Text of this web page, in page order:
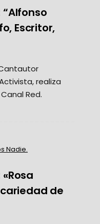
“Alfonso
Escritor,
realiza
Red.
Nadie.
«Rosa
de